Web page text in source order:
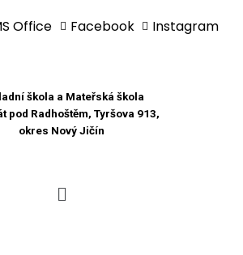
Office Facebook Instagram
škola a Mateřská škola
pod Radhoštěm, Tyršova 913,
okres Nový Jičín